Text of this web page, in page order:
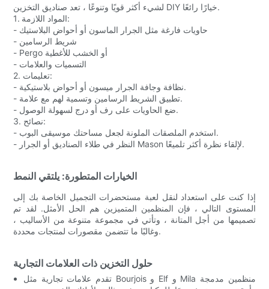
لشيء أكثر قويًا وتنوعًا ، تعد صناديق التخزين DIY خيارًا رائعًا.
1. المواد اللازمة:
- حاويات فارغة مثل الجرار الماسون أو أحواض البلاستيك
- شريط الرسامين
- Pergo أو الخشب للأغطية
- التسميات والعلامات
2. تعليمات:
- نظافة وجافة الجرار ميسون أو أحواض بلاستيكية.
- تطبيق الشريط الرسامين وتسمية لهم مع علامة.
- ضع الحاويات على رف أو درج لسهولة الوصول.
3. نصائح:
- استخدم الملصقات الملونة لجعل مساحتك موسيقى البوب.
- النظر في طلاء الصناديق أو الجرار Mason لإلقاء نظرة أكثر تلميعًا.
الخيارات المتطورة: يلتقي النمط
إذا كنت على استعداد لنقل لعبة مستحضرات التجميل الخاصة بك إلى
المستوى التالي ، فإن المنظمين المتميزين هم الحل الأمثل. لقد تم
تصميمها من أجل المتانة ، وتأتي في مجموعة متنوعة من الأساليب ،
وغالبًا ما تتضمن مقصورات لمنتجات محددة.
حلول التخزين ذات العلامات التجارية
تقدم علامات تجارية مثل Bourjois و Elf و Mila منظمين مدمجة